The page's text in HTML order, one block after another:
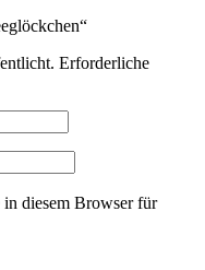
Erforderliche
diesem Browser für